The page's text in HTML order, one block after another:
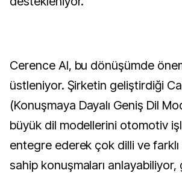
Cerence AI, bu dönüşümde
üstleniyor. Şirketin geliştirdiği
(Konuşmaya Dayalı Geniş Dil
büyük dil modellerini otomotiv
entegre ederek çok dilli ve
sahip konuşmaları anlayabiliyor,